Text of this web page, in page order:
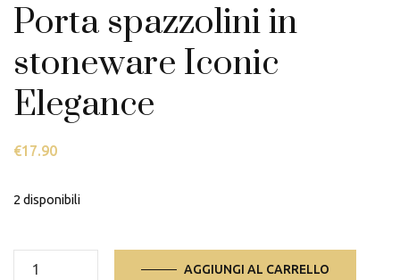
Porta spazzolini in
stoneware Iconic
Elegance
€17.90
2 disponibili
Porta
AGGIUNGI AL CARRELLO